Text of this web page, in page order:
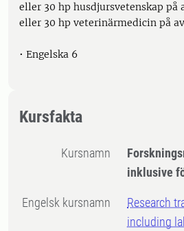
eller 30 hp husdjursvetenskap på
eller 30 hp veterinärmedicin på
• Engelska 6
Kursfakta
Kursnamn
inklusive
Engelsk kursnamn
Research
including